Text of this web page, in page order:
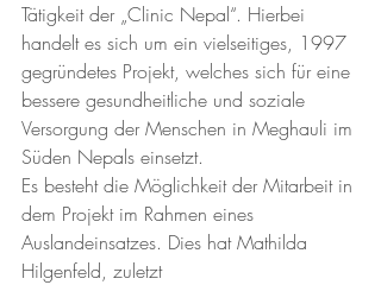
Tätigkeit der „Clinic Nepal“. Hierbei
handelt es sich um ein vielseitiges, 1997
gegründetes Projekt, welches sich für eine
bessere gesundheitliche und soziale
Versorgung der Menschen in Meghauli im
Süden Nepals einsetzt.
Es besteht die Möglichkeit der Mitarbeit in
dem Projekt im Rahmen eines
Auslandeinsatzes. Dies hat Mathilda
Hilgenfeld, zuletzt